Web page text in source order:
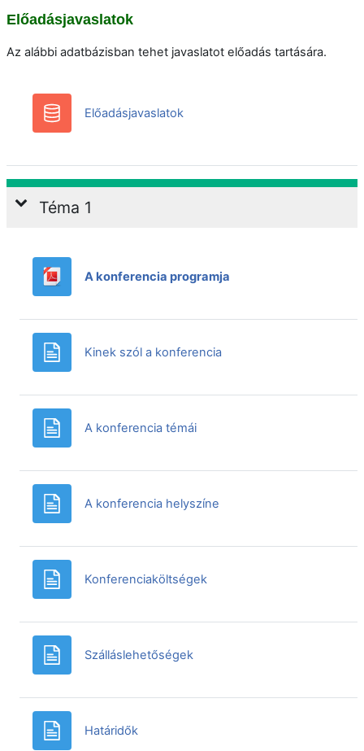
Előadásjavaslatok
Az alábbi adatbázisban tehet javaslatot előadás tartására.
ElőadásjavaslatokAdatbázis
Téma 1
A konferencia programja
Kinek szól a konferenciaOldal
A konferencia témáiOldal
A konferencia helyszíne
KonferenciaköltségekOldal
SzálláslehetőségekOldal
HatáridőkOldal